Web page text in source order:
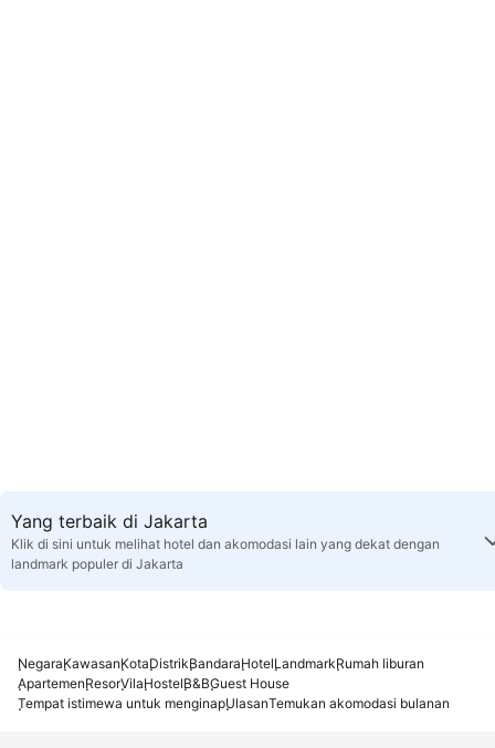
Yang terbaik di Jakarta
Klik di sini untuk melihat hotel dan akomodasi lain yang dekat dengan
landmark populer di Jakarta
NegaraKawasanKotaDistrikBandaraHotelLandmarkRumah liburan
ApartemenResorVilaHostelB&BGuest House
Tempat istimewa untuk menginapUlasanTemukan akomodasi bulanan